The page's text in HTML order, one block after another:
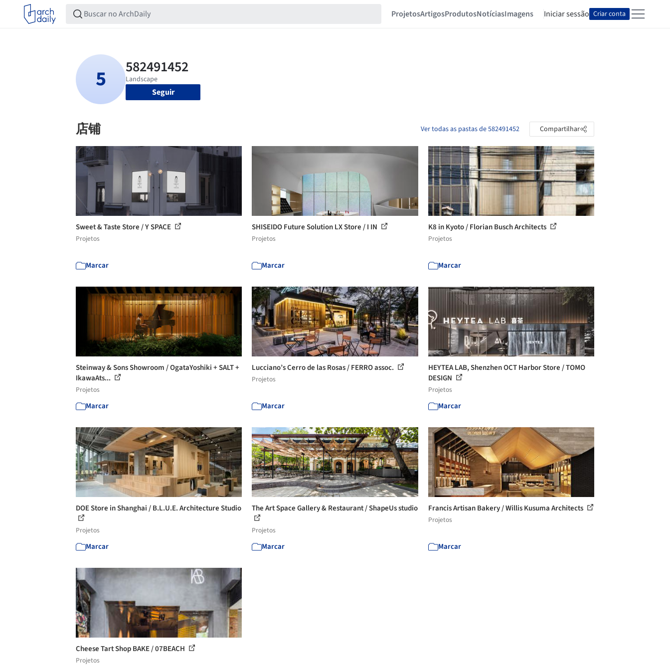
ProjetosArtigosProdutosNotíciasImagens Iniciar sessão Criar conta
Seguir
店铺 Ver todas as pastas de 582491452 Compartilhar
Sweet & Taste Store / Y SPACE
Projetos
Marcar
SHISEIDO Future Solution LX Store / I IN
Projetos
Marcar
K8 in Kyoto / Florian Busch Architects
Projetos
Marcar
Steinway & Sons Showroom / OgataYoshiki + SALT +
IkawaAts...
Projetos
Marcar
Lucciano’s Cerro de las Rosas / FERRO assoc.
Projetos
Marcar
HEYTEA LAB, Shenzhen OCT Harbor Store / TOMO
DESIGN
Projetos
Marcar
DOE Store in Shanghai / B.L.U.E. Architecture Studio
Projetos
Marcar
The Art Space Gallery & Restaurant / ShapeUs studio
Projetos
Marcar
Francis Artisan Bakery / Willis Kusuma Architects
Projetos
Marcar
Cheese Tart Shop BAKE / 07BEACH
Projetos